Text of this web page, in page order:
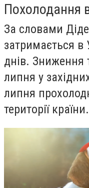
Похолодання
За словами
затримається в
днів. Зниження
липня у
липня
території країни.